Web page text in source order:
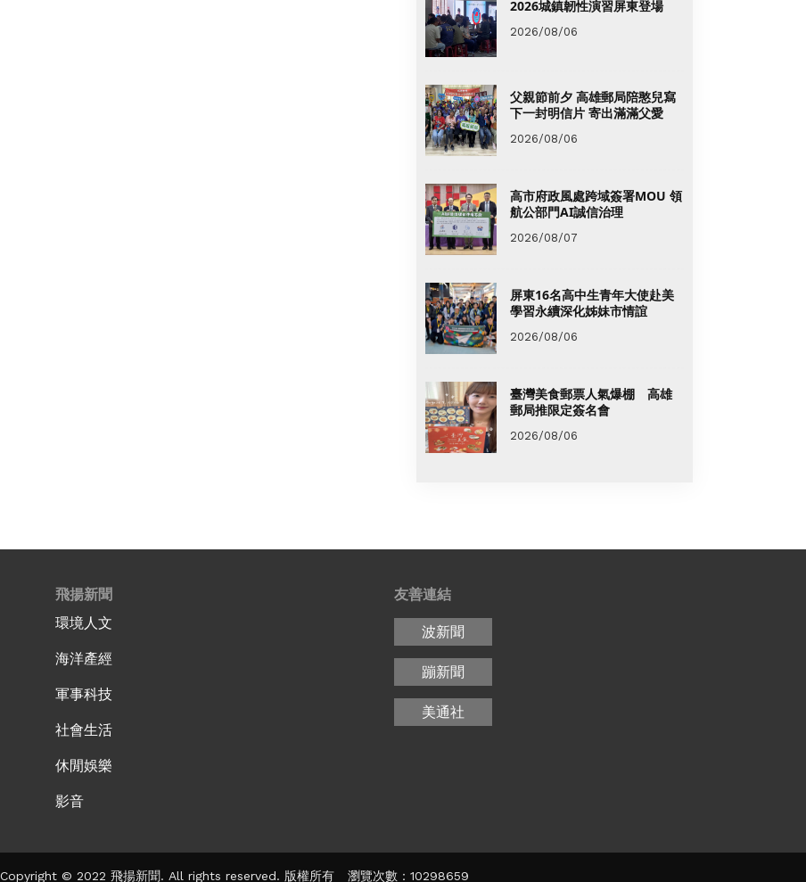
2026城鎮韌性演習屏東登場
2026/08/06
父親節前夕 高雄郵局陪憨兒寫
下一封明信片 寄出滿滿父愛
2026/08/06
高市府政風處跨域簽署MOU 領
航公部門AI誠信治理
2026/08/07
屏東16名高中生青年大使赴美
學習永續深化姊妹市情誼
2026/08/06
臺灣美食郵票人氣爆棚 高雄
郵局推限定簽名會
2026/08/06
飛揚新聞
環境人文
海洋產經
軍事科技
社會生活
休閒娛樂
影音
友善連結
波新聞
蹦新聞
美通社
Copyright © 2022 飛揚新聞. All rights reserved. 版權所有 瀏覽次數：10298659